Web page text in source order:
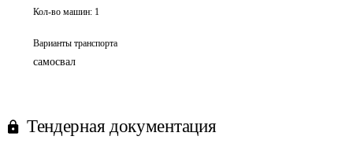
Кол-во машин: 1
Варианты транспорта
самосвал
Тендерная документация